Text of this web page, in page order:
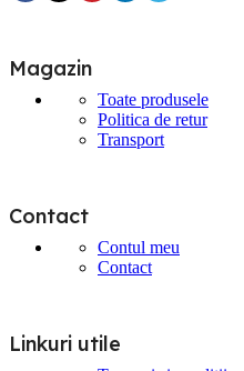
Magazin
Toate produsele
Politica de retur
Transport
Contact
Contul meu
Contact
Linkuri utile